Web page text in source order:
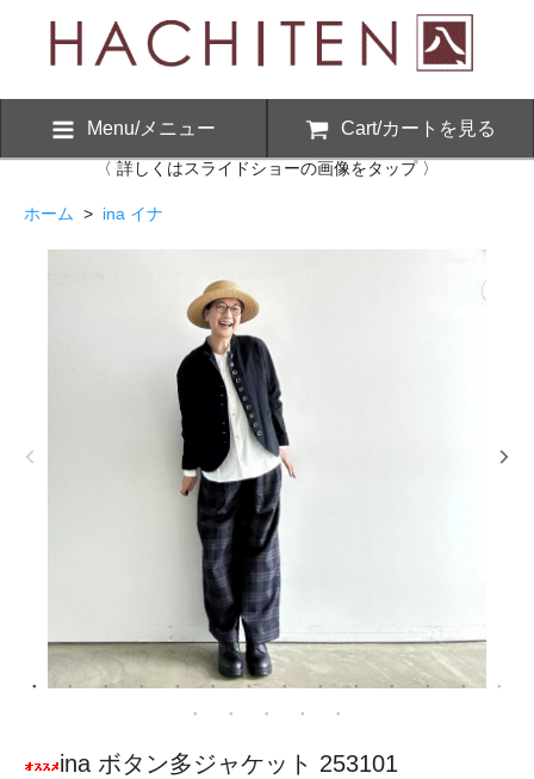
Menu/メニュー Cart/カートを見る
〈 詳しくはスライドショーの画像をタップ 〉
ホーム > ina イナ
ina ボタン多ジャケット 253101